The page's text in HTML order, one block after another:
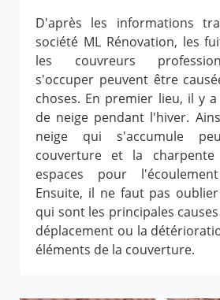
D'après les informations
société ML Rénovation, les
les couvreurs
s'occuper peuvent être
choses. En premier lieu, il y
de neige pendant l'hiver.
neige qui s'accumule
couverture et la
espaces pour
Ensuite, il ne faut pas
qui sont les principales
déplacement ou la
éléments de la couverture.